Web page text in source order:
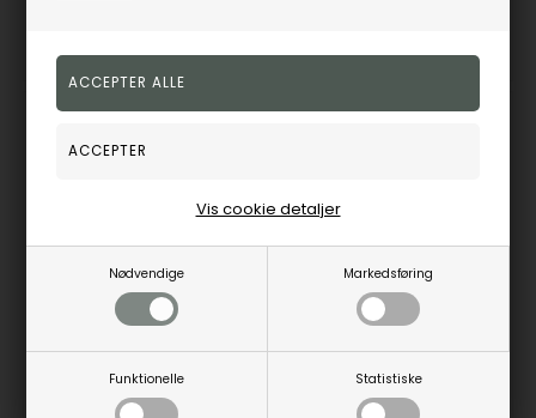
Nødvendige Markedsføring
Funktionelle Statistiske
Vis cookie detaljer
25%
Christina Jewelry forgyldt sterling sølv Blue Chalcedony Ring med ægte blå chalcedon forgyldt sterling sølv str 55
Christina Jewelry &
Rabinovich